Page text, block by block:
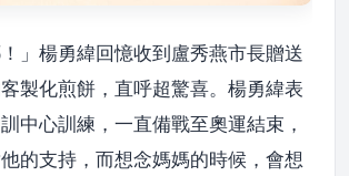
！」楊勇緯回憶收到盧秀燕市長贈送
製化煎餅，直呼超驚喜。楊勇緯表
中心訓練，一直備戰至奧運結束，
的支持，而想念媽媽的時候，會想